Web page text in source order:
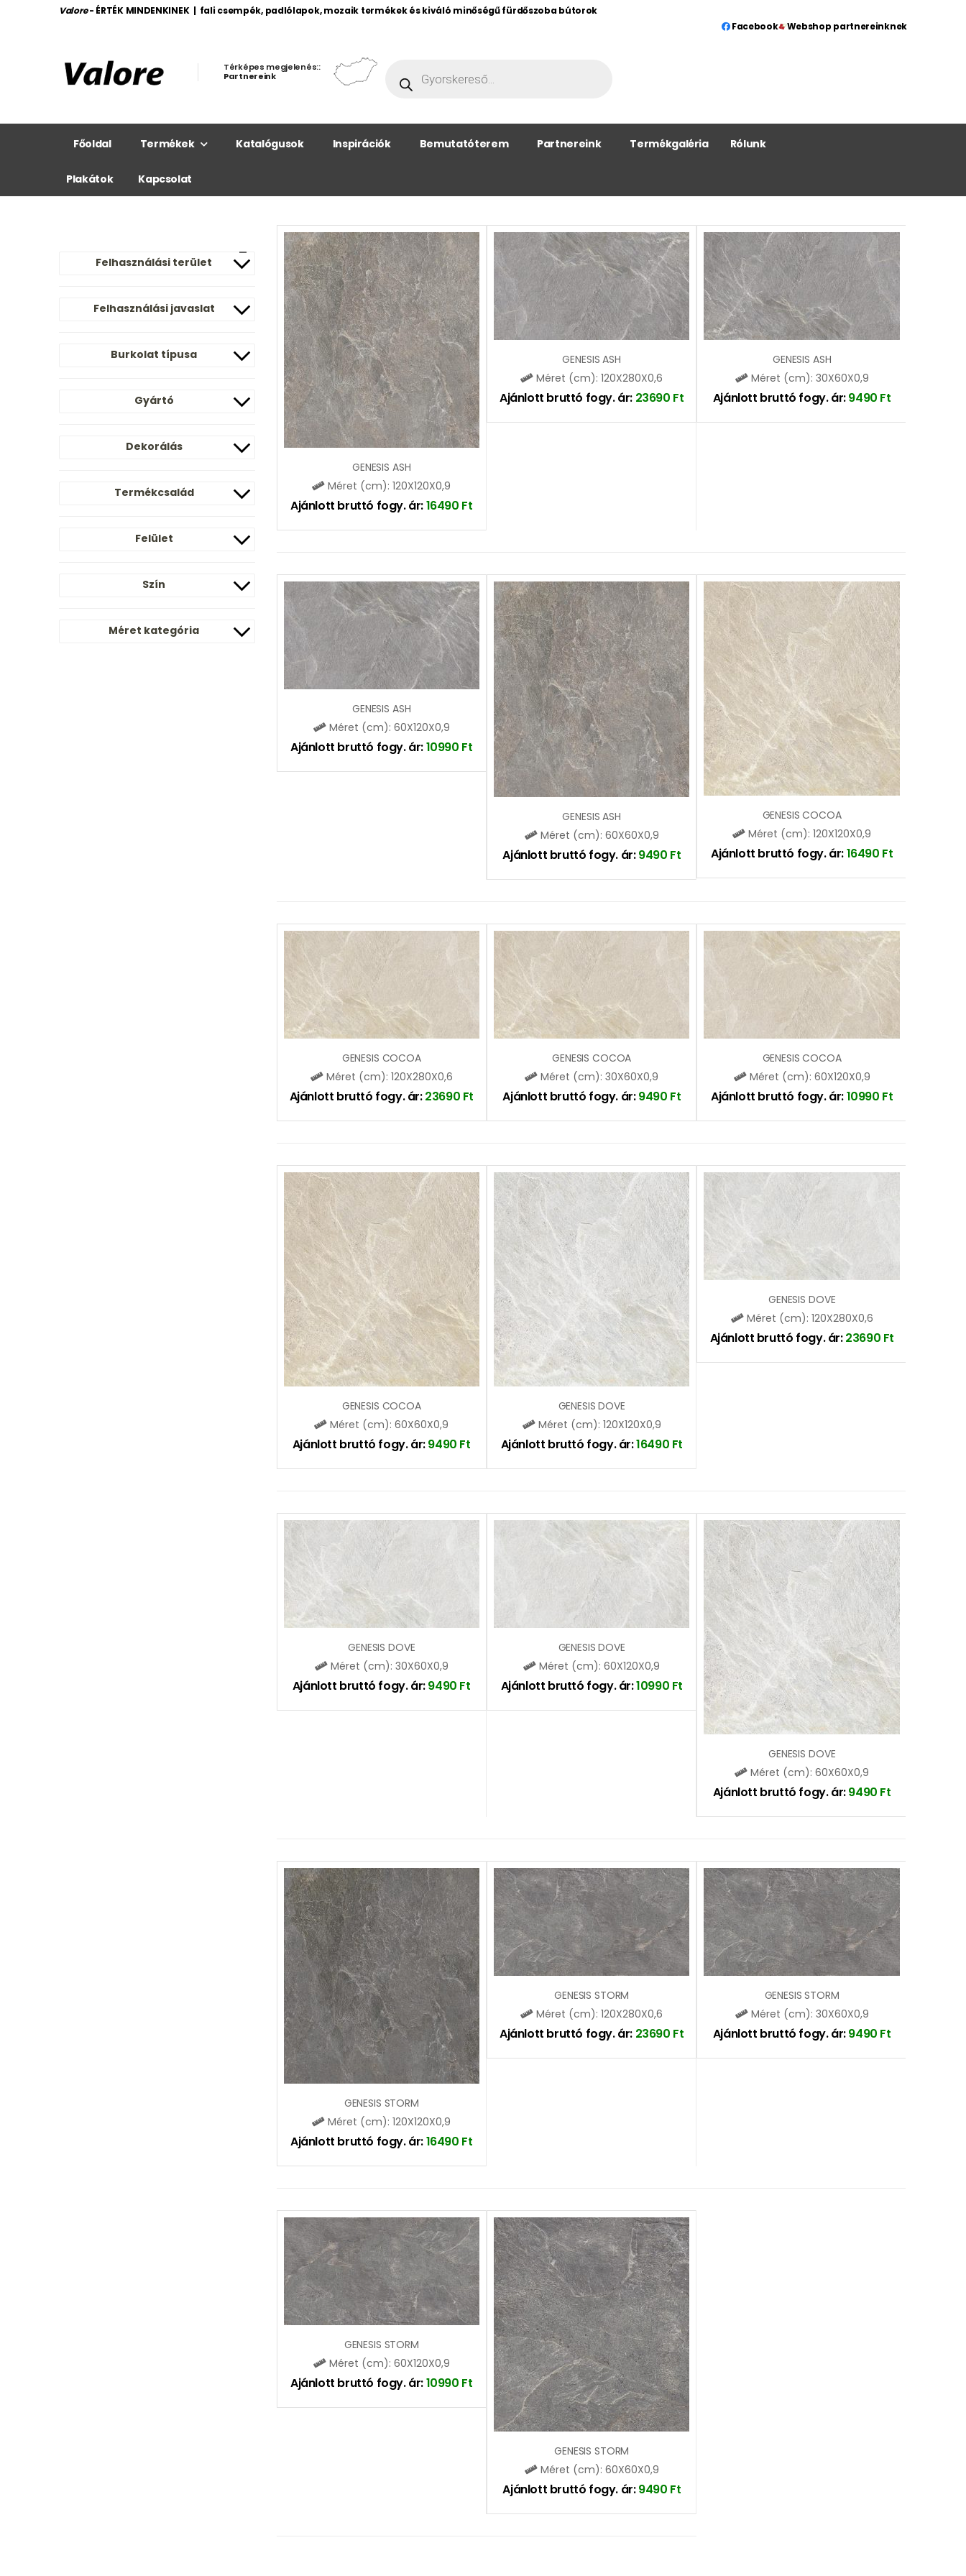
Valore - ÉRTÉK MINDENKINEK | fali csempék, padlólapok, mozaik termékek és kiváló minőségű fürdőszoba bútorok
Facebook
Webshop partnereinknek
Térképes megjelenés::
Partnereink
Főoldal Termékek Katalógusok Inspirációk Bemutatóterem Partnereink Termékgaléria Rólunk
Plakátok Kapcsolat
Felhasználási terület
Felhasználási javaslat
Burkolat típusa
Gyártó
Dekorálás
Termékcsalád
Felület
Szín
Méret kategória
GENESIS ASH
Méret (cm): 120X120X0,9
Ajánlott bruttó fogy. ár:16490 Ft
GENESIS ASH
Méret (cm): 120X280X0,6
Ajánlott bruttó fogy. ár: 23690 Ft
GENESIS ASH
Méret (cm): 30X60X0,9
Ajánlott bruttó fogy. ár:9490 Ft
GENESIS ASH
Méret (cm): 60X120X0,9
Ajánlott bruttó fogy. ár:10990 Ft
GENESIS ASH
Méret (cm): 60X60X0,9
Ajánlott bruttó fogy. ár:9490 Ft
GENESIS COCOA
Méret (cm): 120X120X0,9
Ajánlott bruttó fogy. ár:16490 Ft
GENESIS COCOA
Méret (cm): 120X280X0,6
Ajánlott bruttó fogy. ár:23690 Ft
GENESIS COCOA
Méret (cm): 30X60X0,9
Ajánlott bruttó fogy. ár:9490 Ft
GENESIS COCOA
Méret (cm): 60X120X0,9
Ajánlott bruttó fogy. ár:10990 Ft
GENESIS COCOA
Méret (cm): 60X60X0,9
Ajánlott bruttó fogy. ár:9490 Ft
GENESIS DOVE
Méret (cm): 120X120X0,9
Ajánlott bruttó fogy. ár:16490 Ft
GENESIS DOVE
Méret (cm): 120X280X0,6
Ajánlott bruttó fogy. ár:23690 Ft
GENESIS DOVE
Méret (cm): 30X60X0,9
Ajánlott bruttó fogy. ár:9490 Ft
GENESIS DOVE
Méret (cm): 60X120X0,9
Ajánlott bruttó fogy. ár:10990 Ft
GENESIS DOVE
Méret (cm): 60X60X0,9
Ajánlott bruttó fogy. ár:9490 Ft
GENESIS STORM
Méret (cm): 120X120X0,9
Ajánlott bruttó fogy. ár:16490 Ft
GENESIS STORM
Méret (cm): 120X280X0,6
Ajánlott bruttó fogy. ár: 23690 Ft
GENESIS STORM
Méret (cm): 30X60X0,9
Ajánlott bruttó fogy. ár:9490 Ft
GENESIS STORM
Méret (cm): 60X120X0,9
Ajánlott bruttó fogy. ár:10990 Ft
GENESIS STORM
Méret (cm): 60X60X0,9
Ajánlott bruttó fogy. ár:9490 Ft